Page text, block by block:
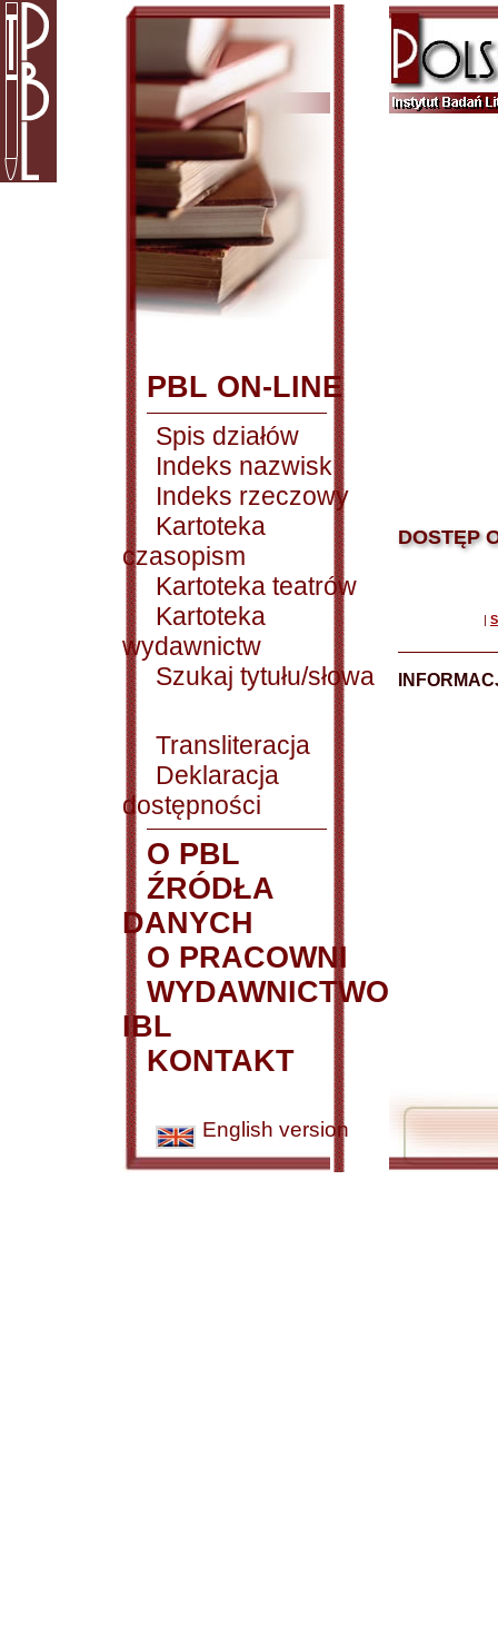
PBL ON-LINE
Spis działów
Indeks nazwisk
Indeks rzeczowy
Kartoteka
czasopism
Kartoteka teatrów
Kartoteka
wydawnictw
Szukaj tytułu/słowa
Transliteracja
Deklaracja
dostępności
O PBL
ŹRÓDŁA
DANYCH
O PRACOWNI
WYDAWNICTWO
IBL
KONTAKT
English version
DOSTĘP
|